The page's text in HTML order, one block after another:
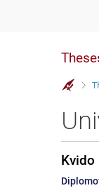
>
Kvido